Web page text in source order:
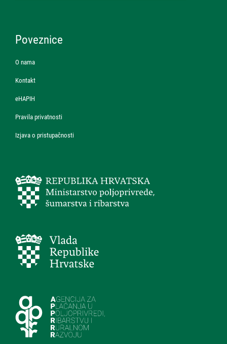
Poveznice
O nama
Kontakt
eHAPIH
Pravila privatnosti
Izjava o pristupačnosti